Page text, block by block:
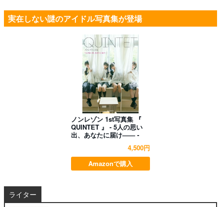
実在しない謎のアイドル写真集が登場
ノンレゾン 1st写真集 『
QUINTET 』 - 5人の思い
出、あなたに届け―― -
4,500円
Amazonで購入
ライター